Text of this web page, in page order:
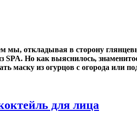
мы, откладывая в сторону
SPA. Но как выяснилось,
маску из огурцов с огорода или
для лица